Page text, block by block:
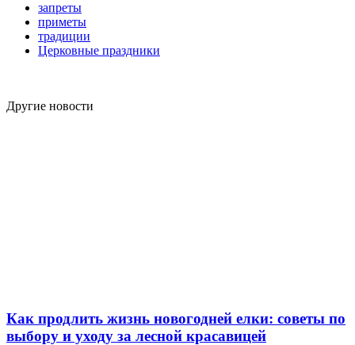
запреты
приметы
традиции
Церковные праздники
Другие новости
Как продлить жизнь новогодней елки: советы по
выбору и уходу за лесной красавицей